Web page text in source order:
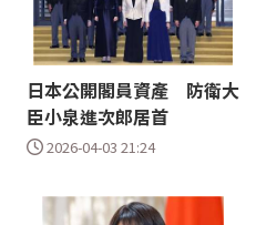
日本公開閣員資產 防衛大
臣小泉進次郎居首
2026-04-03 21:24